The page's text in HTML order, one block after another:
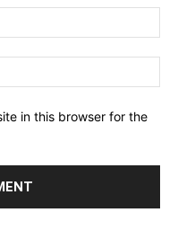
in this browser for the